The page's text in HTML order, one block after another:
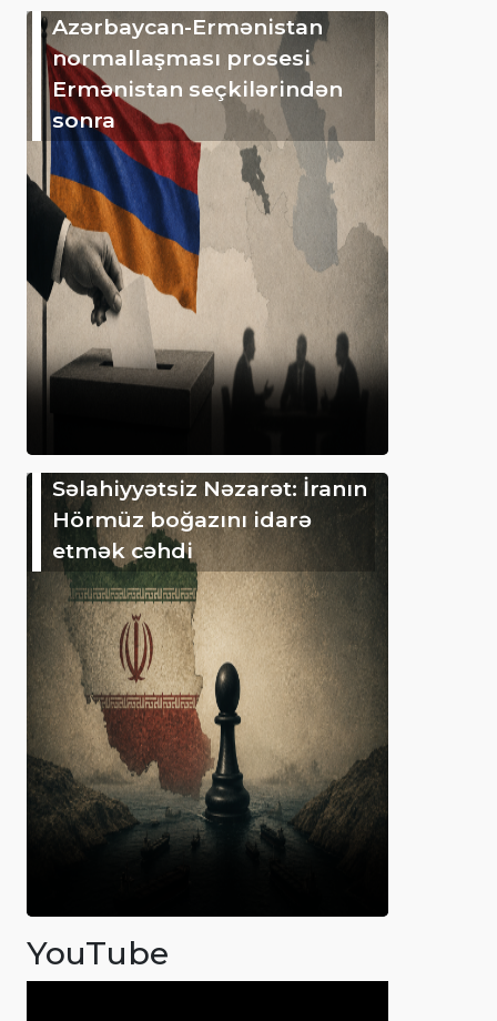
Azərbaycan-Ermənistan
normallaşması prosesi
Ermənistan seçkilərindən
sonra
Səlahiyyətsiz Nəzarət: İranın
Hörmüz boğazını idarə
etmək cəhdi
YouTube